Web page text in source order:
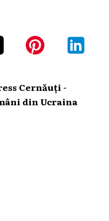
Cernăuți -
din Ucraina